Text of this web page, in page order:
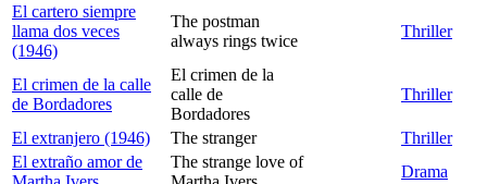
El cartero siempre
llama dos veces
(1946)
The postman
always rings twice
Thriller
El crimen de la calle
de Bordadores
El crimen de la
calle de
Bordadores
Thriller
El extranjero (1946) The stranger
Thriller
El extraño amor de
The strange love of
Drama